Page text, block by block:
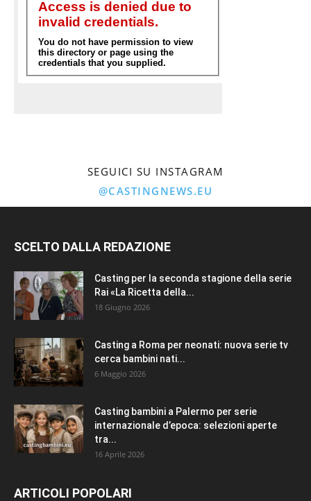
SEGUICI SU INSTAGRAM
@CASTINGNEWS.EU
SCELTO DALLA REDAZIONE
Casting per la seconda stagione della serie
Rai «La Ricetta della...
18 Giugno 2026
Casting a Roma per neonati: nuova serie tv
cerca bambini nati...
6 Maggio 2026
Casting bambini a Palermo per serie
internazionale d’epoca: selezioni aperte
tra...
16 Aprile 2026
ARTICOLI POPOLARI